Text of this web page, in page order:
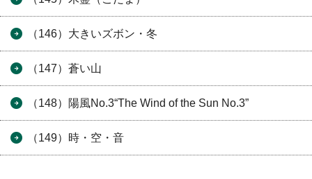
（146）大きいズボン・冬
（147）蒼い山
（148）陽風No.3“The Wind of the Sun No.3”
（149）時・空・音